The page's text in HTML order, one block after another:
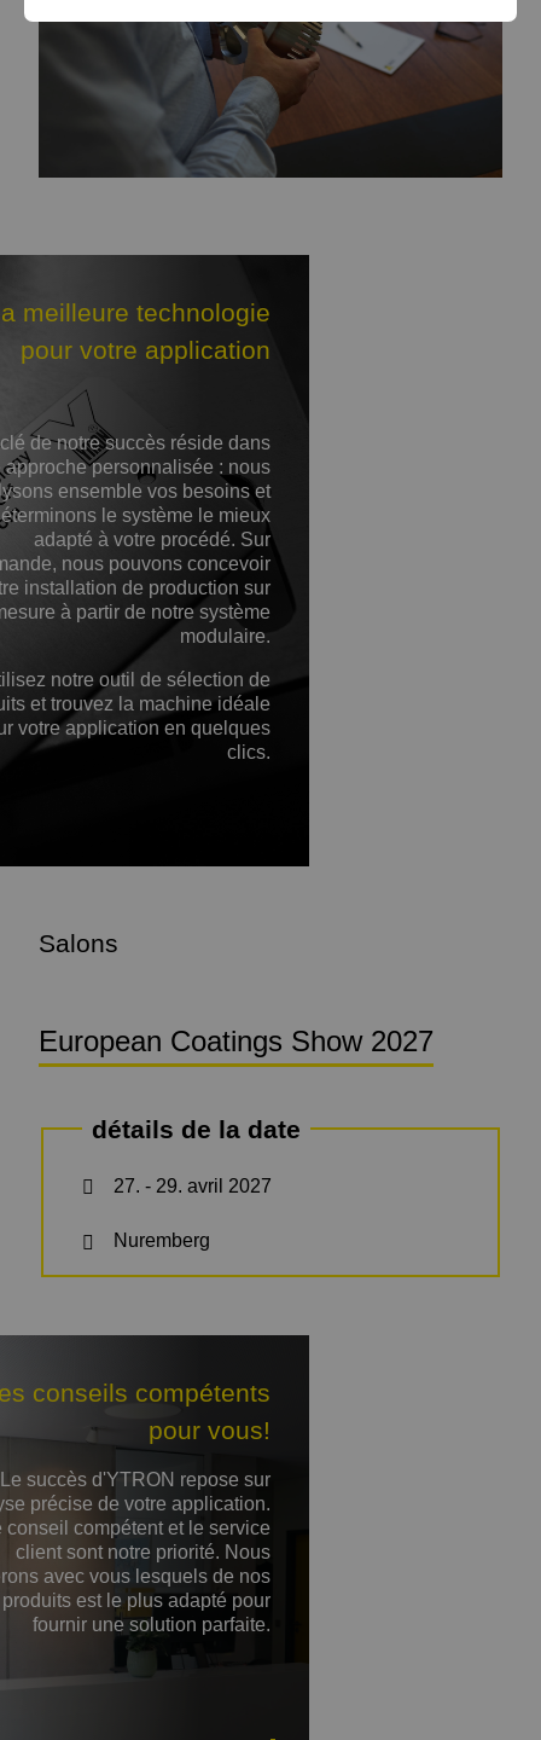
meilleure technologie
pour votre application
de notre succès réside dans
approche personnalisée : nous
ensemble vos besoins et
le système le mieux
adapté à votre procédé. Sur
nous pouvons concevoir
installation de production sur
à partir de notre système
modulaire.
notre outil de sélection de
et trouvez la machine idéale
votre application en quelques
clics.
Salons
European Coatings Show 2027
détails de la date
27. - 29. avril 2027
Nuremberg
conseils compétents
pour vous!
Le succès d'YTRON repose sur
précise de votre application.
conseil compétent et le service
client sont notre priorité. Nous
avec vous lesquels de nos
produits est le plus adapté pour
fournir une solution parfaite.